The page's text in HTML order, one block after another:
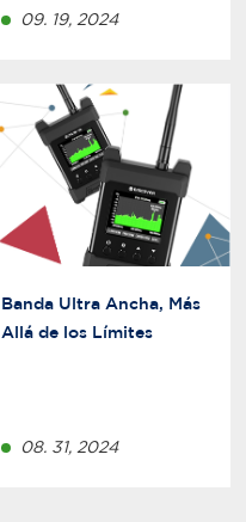
paquete de grabación de
09. 19, 2024
Banda Ultra Ancha, Más
Allá de los Límites
08. 31, 2024